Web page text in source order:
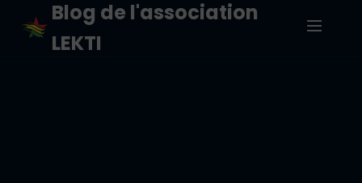
Blog de l'association
LEKTI